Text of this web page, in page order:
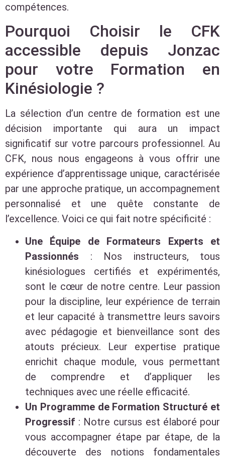
compétences.
Pourquoi Choisir le CFK
accessible depuis Jonzac
pour votre Formation en
Kinésiologie ?
La sélection d’un centre de formation est une
décision importante qui aura un impact
significatif sur votre parcours professionnel. Au
CFK, nous nous engageons à vous offrir une
expérience d’apprentissage unique, caractérisée
par une approche pratique, un accompagnement
personnalisé et une quête constante de
l’excellence. Voici ce qui fait notre spécificité :
Une Équipe de Formateurs Experts et
Passionnés : Nos instructeurs, tous
kinésiologues certifiés et expérimentés,
sont le cœur de notre centre. Leur passion
pour la discipline, leur expérience de terrain
et leur capacité à transmettre leurs savoirs
avec pédagogie et bienveillance sont des
atouts précieux. Leur expertise pratique
enrichit chaque module, vous permettant
de comprendre et d’appliquer les
techniques avec une réelle efficacité.
Un Programme de Formation Structuré et
Progressif : Notre cursus est élaboré pour
vous accompagner étape par étape, de la
découverte des notions fondamentales